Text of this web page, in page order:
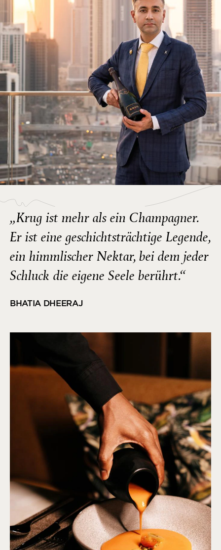
„Krug ist mehr als ein Champagner.
Er ist eine geschichtsträchtige Legende,
ein himmlischer Nektar, bei dem jeder
Schluck die eigene Seele berührt.“
BHATIA DHEERAJ